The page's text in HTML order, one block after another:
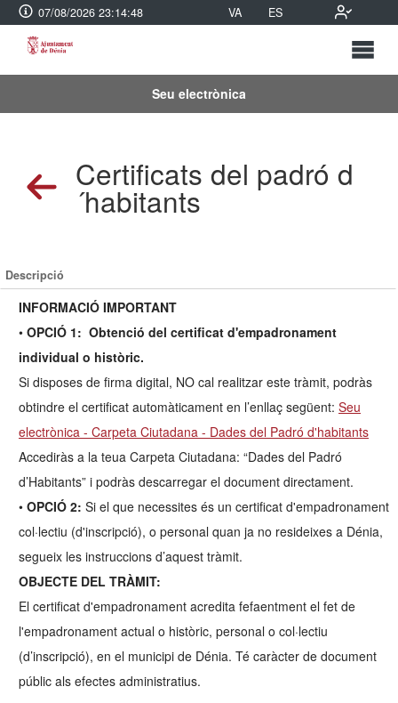
07/08/2026 23:14:48 VA ES
Seu electrònica
Certificats del padró d
´habitants
Descripció
INFORMACIÓ IMPORTANT
• OPCIÓ 1: Obtenció del certificat d'empadronament
individual o històric.
Si disposes de firma digital, NO cal realitzar este tràmit, podràs
obtindre el certificat automàticament en l’enllaç següent: Seu
electrònica - Carpeta Ciutadana - Dades del Padró d'habitants
Accediràs a la teua Carpeta Ciutadana: “Dades del Padró
d’Habitants” i podràs descarregar el document directament.
• OPCIÓ 2: Si el que necessites és un certificat d'empadronament
col·lectiu (d'inscripció), o personal quan ja no resideixes a Dénia,
segueix les instruccions d’aquest tràmit.
OBJECTE DEL TRÀMIT:
El certificat d'empadronament acredita fefaentment el fet de
l'empadronament actual o històric, personal o col·lectiu
(d’inscripció), en el municipi de Dénia. Té caràcter de document
públic als efectes administratius.